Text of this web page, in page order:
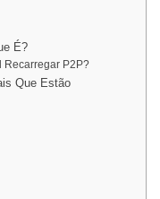
É?
Recarregar P2P?
Que Estão